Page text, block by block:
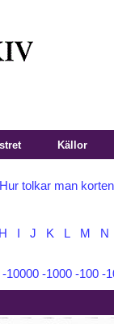
Källor
Hur tolkar man
H J K L M N
-10000 -1000 -100 -